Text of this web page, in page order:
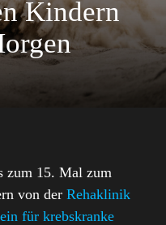
Kindern
zum 15. Mal zum
von der Rehaklinik
für krebskranke